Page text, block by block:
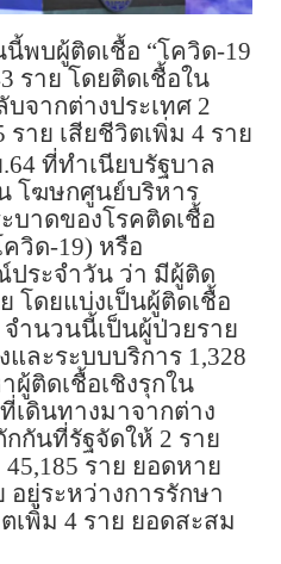
พบผู้ติดเชื้อ “โควิด-19
ราย โดยติดเชื้อใน
บจากต่างประเทศ 2
ราย เสียชีวิตเพิ่ม 4 ราย
ที่ทำเนียบรัฐบาล
โฆษกศูนย์บริหาร​
บาดของโรคติดเชื้อ
วิด-19) หรือ
ระจำวัน ว่า มีผู้ติด
โดยแบ่งเป็นผู้ติดเชื้อ
จำนวนนี้เป็นผู้ป่วยราย
และระบบบริการ 1,328
ผู้ติดเชื้อเชิงรุกใน
เดินทางมาจากต่าง
กันที่รัฐจัดให้ 2 ราย
ราย ยอดหาย
อยู่ระหว่างการรักษา
เพิ่ม 4 ราย ยอดสะสม